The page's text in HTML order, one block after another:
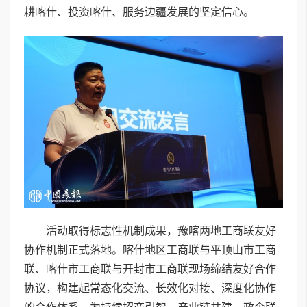
耕喀什、投资喀什、服务边疆发展的坚定信心。
活动取得标志性机制成果，豫喀两地工商联友好
协作机制正式落地。喀什地区工商联与平顶山市工商
联、喀什市工商联与开封市工商联现场缔结友好合作
协议，构建起常态化交流、长效化对接、深度化协作